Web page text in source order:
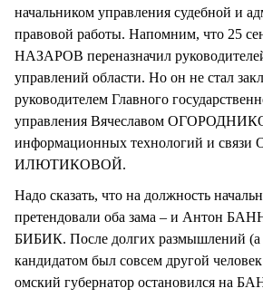
начальником управления судебной и
правовой работы. Напомним, что 25
НАЗАРОВ переназначил
управлений области. Но он не стал
руководителем Главного
управления Вячеславом
информационных технологий и связи
ИЛЮТИКОВОЙ.
Надо сказать, что на должность
претендовали оба зама – и Антон
БИБИК. После долгих размышлений
кандидатом был совсем другой
омский губернатор остановился на